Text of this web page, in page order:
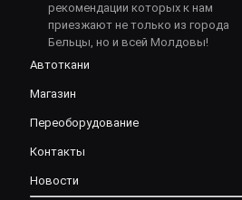
рекомендации которых к нам
приезжают не только из города
Бельцы, но и всей Молдовы!
Автоткани
Магазин
Переоборудование
Контакты
Новости